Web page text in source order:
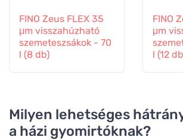
FINO Zeus FLEX 35
μm visszahúzható
szemeteszsákok - 70
l (8 db)
FINO
μm
l (12
Milyen lehetséges
a házi gyomirtóknak?